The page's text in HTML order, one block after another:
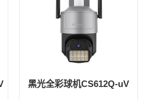
黑光全彩球机CS612Q-uV